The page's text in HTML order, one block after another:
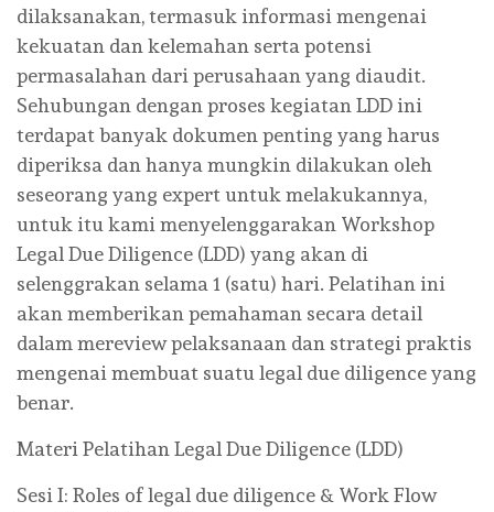
dilaksanakan, termasuk informasi mengenai
kekuatan dan kelemahan serta potensi
permasalahan dari perusahaan yang diaudit.
Sehubungan dengan proses kegiatan LDD ini
terdapat banyak dokumen penting yang harus
diperiksa dan hanya mungkin dilakukan oleh
seseorang yang expert untuk melakukannya,
untuk itu kami menyelenggarakan Workshop
Legal Due Diligence (LDD) yang akan di
selenggrakan selama 1 (satu) hari. Pelatihan ini
akan memberikan pemahaman secara detail
dalam mereview pelaksanaan dan strategi praktis
mengenai membuat suatu legal due diligence yang
benar.
Materi Pelatihan Legal Due Diligence (LDD)
Sesi I: Roles of legal due diligence & Work Flow